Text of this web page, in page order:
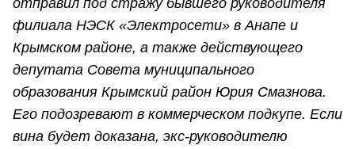
филиала НЭСК «Электросети» в Анапе и
Крымском районе, а также действующего
депутата Совета муниципального
образования Крымский район Юрия Смазнова.
Его подозревают в коммерческом подкупе. Если
вина будет доказана, экс-руководителю